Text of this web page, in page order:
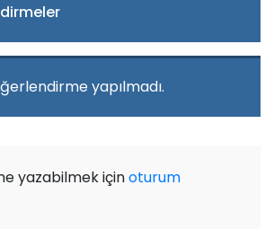
yapılmadı.
yazabilmek içinoturum